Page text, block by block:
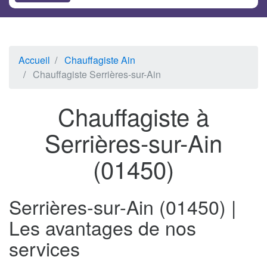
Accueil
Chauffagiste Ain
Chauffagiste Serrières-sur-Ain
Chauffagiste à
Serrières-sur-Ain
(01450)
Serrières-sur-Ain (01450) |
Les avantages de nos
services